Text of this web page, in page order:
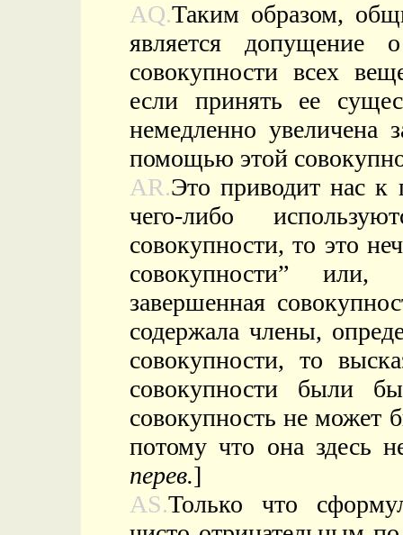
AQ.Таким образом,
является допущение
совокупности всех
если принять ее
немедленно увеличена
помощью этой
AR.Это приводит нас к
чего-либо
совокупности, то это
совокупности”
завершенная
содержала члены,
совокупности, то
совокупности были
совокупность не может
потому что она здесь
перев.]
AS.Только что